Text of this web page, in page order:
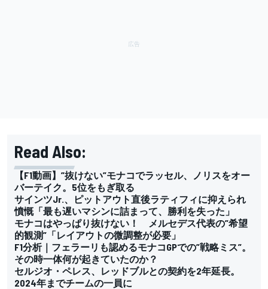
Read Also:
【F1動画】”抜けない”モナコでラッセル、ノリスをオー
バーテイク。5位をもぎ取る
サインツJr.、ピットアウト直後ラティフィに抑えられ
憤慨「最も遅いマシンに詰まって、勝利を失った」
モナコはやっぱり抜けない！ メルセデス代表の”希望
的観測”「レイアウトの微調整が必要」
F1分析｜フェラーリも認めるモナコGPでの”戦略ミス”。
その時一体何が起きていたのか？
セルジオ・ペレス、レッドブルとの契約を2年延長。
2024年までチームの一員に